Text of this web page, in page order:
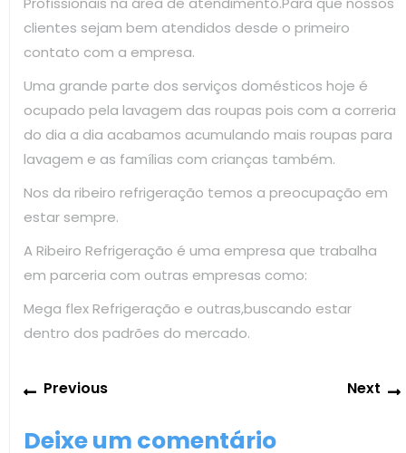
clientes sejam bem atendidos desde o primeiro
contato com a empresa.
Uma grande parte dos serviços domésticos hoje é
ocupado pela lavagem das roupas pois com a correria
do dia a dia acabamos acumulando mais roupas para
lavagem e as famílias com crianças também.
Nos da ribeiro refrigeração temos a preocupação em
estar sempre.
A Ribeiro Refrigeração é uma empresa que trabalha
em parceria com outras empresas como:
Mega flex Refrigeração e outras,buscando estar
dentro dos padrões do mercado.
Navegação
de
Post
PreviousPrevious
Next
Deixe um comentário